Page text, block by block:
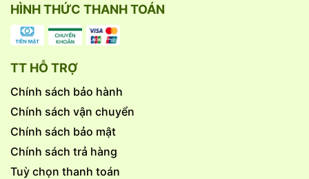
HÌNH THỨC THANH TOÁN
TT HỖ TRỢ
Chính sách bảo hành
Chính sách vận chuyển
Chính sách bảo mật
Chính sách trả hàng
Tuỳ chọn thanh toán